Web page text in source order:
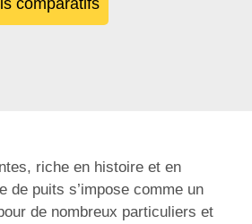
comparatifs
riche en histoire et en
de puits s’impose comme un
de nombreux particuliers et